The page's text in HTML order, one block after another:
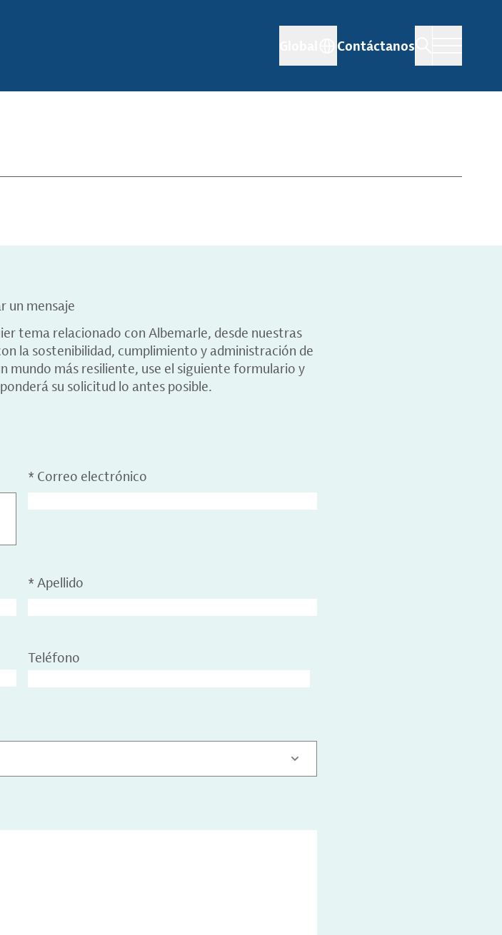
Contáctanos
un mensaje
tema relacionado con Albemarle, desde nuestras
la sostenibilidad, cumplimiento y administración de
mundo más resiliente, use el siguiente formulario y
su solicitud lo antes posible.
* Correo electrónico
* Apellido
Teléfono